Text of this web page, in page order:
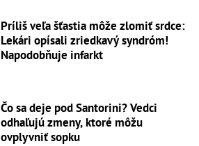
Príliš veľa šťastia môže zlomiť srdce:
Lekári opísali zriedkavý syndróm!
Napodobňuje infarkt
Čo sa deje pod Santorini? Vedci
odhaľujú zmeny, ktoré môžu
ovplyvniť sopku